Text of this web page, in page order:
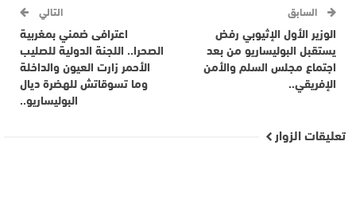
السابق
الوزير الأول الإثيوبي رفض
يستقبل البوليساريو من بعد
اجتماع مجلس السلم والأمن
الإفريقي..
التالي
اعترافى ضمني بمغربية
الصحرا.. اللجنة الدولية للصليب
الأحمر زارت العيون والداخلة
وما تسوقاتش للهضرة ديال
البوليساريو..
تعليقات الزوار